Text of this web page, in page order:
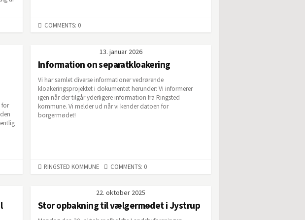
COMMENTS: 0
for
13. januar 2026
Information on separatkloakering
Vi har samlet diverse informationer vedrørende
kloakeringsprojektet i dokumentet herunder: Vi informerer
igen når der tilgår yderligere information fra Ringsted
kommune. Vi melder ud når vi kender datoen for
borgermødet!
CATEGORIES
RINGSTED KOMMUNE COMMENTS: 0
22. oktober 2025
Stor opbakning til vælgermødet i Jystrup